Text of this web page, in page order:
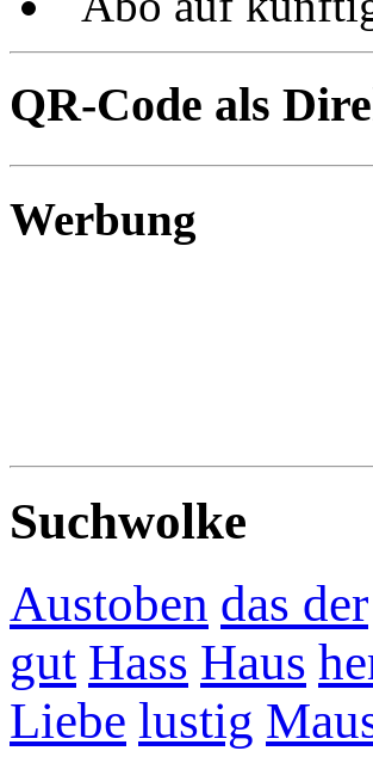
QR-Code als
Werbung
Suchwolke
Austoben das der
gut Hass Haus
Liebe lustig